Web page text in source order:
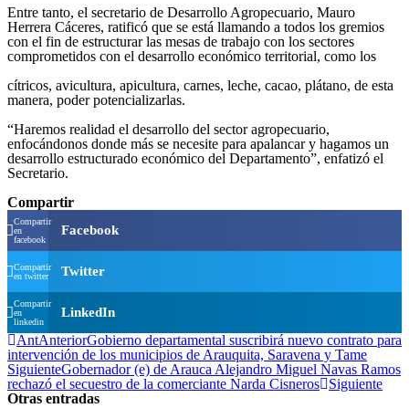
Entre tanto, el secretario de Desarrollo Agropecuario, Mauro
Herrera Cáceres, ratificó que se está llamando a todos los gremios
con el fin de estructurar las mesas de trabajo con los sectores
comprometidos con el desarrollo económico territorial, como los
cítricos, avicultura, apicultura, carnes, leche, cacao, plátano, de esta
manera, poder potencializarlas.
“Haremos realidad el desarrollo del sector agropecuario,
enfocándonos donde más se necesite para apalancar y hagamos un
desarrollo estructurado económico del Departamento”, enfatizó el
Secretario.
Compartir
Compartir
en
facebook
Facebook
Compartir
en twitter
Twitter
Compartir
en
linkedin
LinkedIn
AntAnteriorGobierno departamental suscribirá nuevo contrato para
intervención de los municipios de Arauquita, Saravena y Tame
SiguienteGobernador (e) de Arauca Alejandro Miguel Navas Ramos
rechazó el secuestro de la comerciante Narda Cisneros
Siguiente
Otras entradas